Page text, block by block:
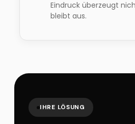
Eindruck überzeugt
bleibt aus.
IHRE LÖSUNG